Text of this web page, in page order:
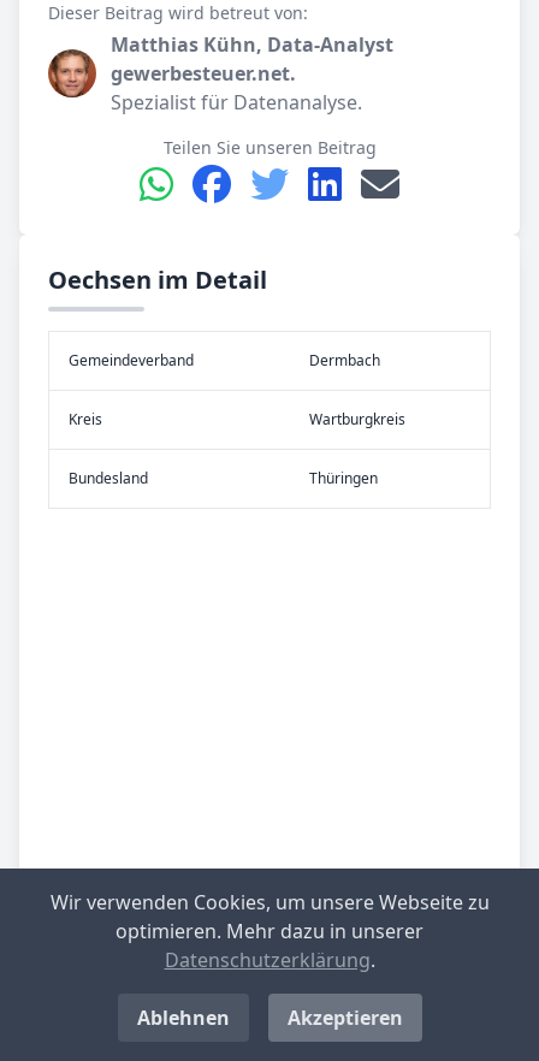
Dieser Beitrag wird betreut von:
Matthias Kühn, Data-Analyst
gewerbesteuer.net.
Spezialist für Datenanalyse.
Teilen Sie unseren Beitrag
Oechsen im Detail
Gemeinde­verband Dermbach
Kreis Wartburgkreis
Bundes­land Thüringen
gering besiedelt
Be­lieb­te Rei­se­zie­le Thüringer Rhön
Wir verwenden Cookies, um unsere Webseite zu
optimieren. Mehr dazu in unserer
Datenschutzerklärung.
Ablehnen Akzeptieren